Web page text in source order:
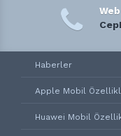
Haberler
Apple Mobil
Huawei Mobil